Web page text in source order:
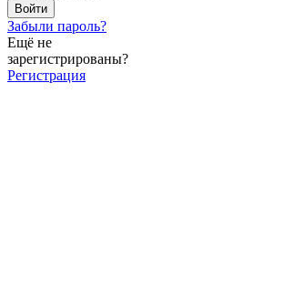
Забыли пароль?
Ещё не
зарегистрированы?
Регистрация